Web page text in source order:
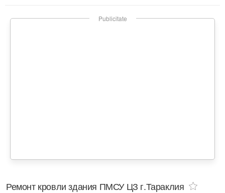
Publicitate
Ремонт кровли здания ПМСУ ЦЗ г.Тараклия